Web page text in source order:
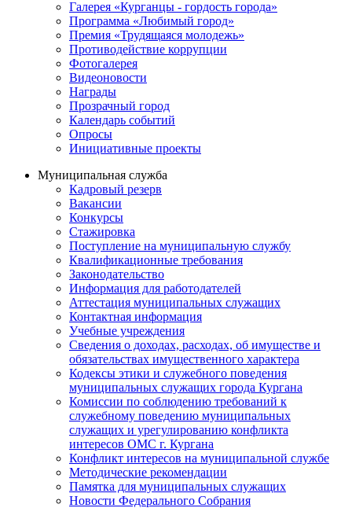
Галерея «Курганцы - гордость города»
Программа «Любимый город»
Премия «Трудящаяся молодежь»
Противодействие коррупции
Фотогалерея
Видеоновости
Награды
Прозрачный город
Календарь событий
Опросы
Инициативные проекты
Муниципальная служба
Кадровый резерв
Вакансии
Конкурсы
Стажировка
Поступление на муниципальную службу
Квалификационные требования
Законодательство
Информация для работодателей
Аттестация муниципальных служащих
Контактная информация
Учебные учреждения
Сведения о доходах, расходах, об имуществе и
обязательствах имущественного характера
Кодексы этики и служебного поведения
муниципальных служащих города Кургана
Комиссии по соблюдению требований к
служебному поведению муниципальных
служащих и урегулированию конфликта
интересов ОМС г. Кургана
Конфликт интересов на муниципальной службе
Методические рекомендации
Памятка для муниципальных служащих
Новости Федерального Cобрания